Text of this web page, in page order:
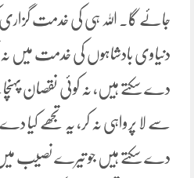
جائے گا۔ اللہ ہی کی خدمت
دنیاوی بادشاہوں کی خدمت میں نہ
دے سکتے ہیں، نہ کوئی نقصان
سے لا پرواہی نہ کر، یہ تجھے کیا
دے سکتے ہیں جو تیرے نصیب